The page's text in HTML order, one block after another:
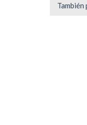
También